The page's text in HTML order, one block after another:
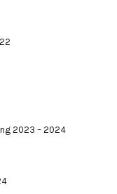
2023 – 2024